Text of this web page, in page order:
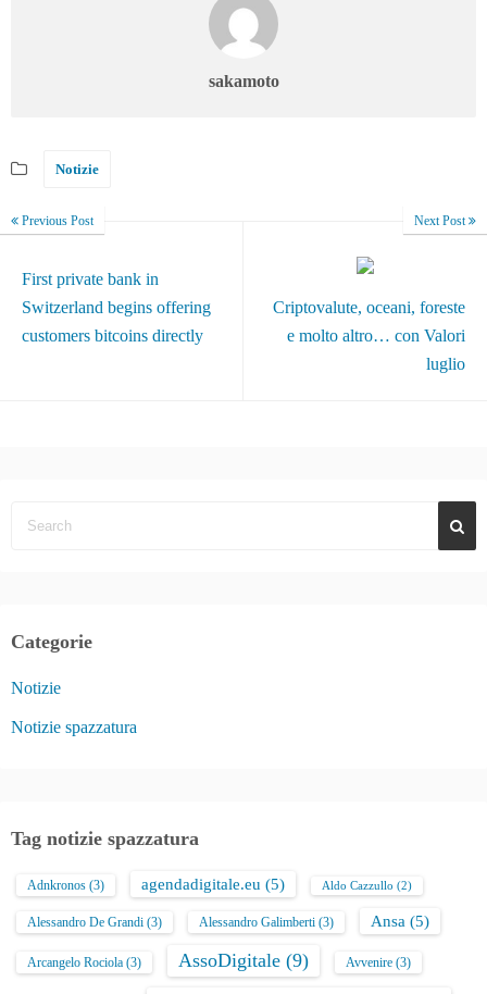
sakamoto
Notizie
Previous Post
First private bank in
Switzerland begins offering
customers bitcoins directly
Next Post
Criptovalute, oceani, foreste
e molto altro… con Valori
luglio
Categorie
Notizie
Notizie spazzatura
Tag notizie spazzatura
Adnkronos (3) agendadigitale.eu (5) Aldo Cazzullo (2)
Alessandro De Grandi (3) Alessandro Galimberti (3) Ansa (5)
Arcangelo Rociola (3) AssoDigitale (9) Avvenire (3)